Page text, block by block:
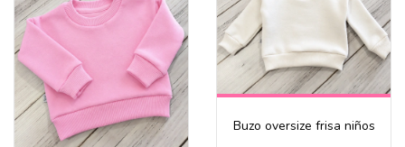
Buzo oversize frisa niños